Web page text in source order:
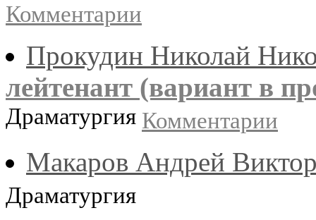
Комментарии
Прокудин Николай
лейтенант (вариант в
Драматургия Комментарии
Макаров Андрей
Драматургия